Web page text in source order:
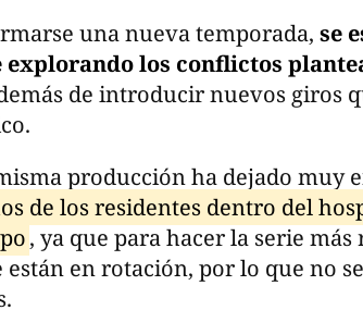
una nueva temporada, se
los conflictos
de introducir nuevos giros
producción ha dejado muy
de los residentes dentro del
, ya que para hacer la serie más
están en rotación, por lo que no